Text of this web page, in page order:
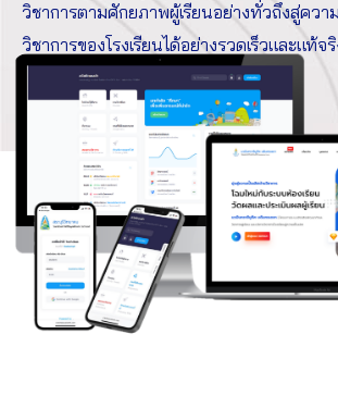
วิชาการตามศักยภาพผู้เรียนอย่างทั่วถึงสู่ควา
วิชาการของโรงเรียนได้อย่างรวดเร็วและแท้จ